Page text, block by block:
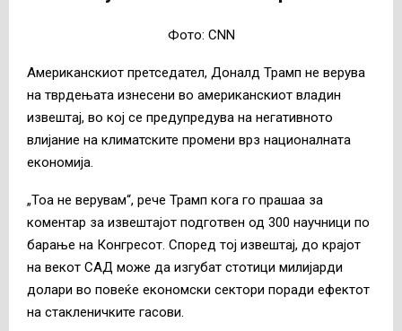
Фото: CNN
Американскиот претседател, Доналд Трамп не верува
на тврдењата изнесени во американскиот владин
извештај, во кој се предупредува на негативното
влијание на климатските промени врз националната
економија.
„Тоа не верувам“, рече Трамп кога го прашаа за
коментар за извештајот подготвен од 300 научници по
барање на Конгресот. Според тој извештај, до крајот
на векот САД може да изгубат стотици милијарди
долари во повеќе економски сектори поради ефектот
на стакленичките гасови.